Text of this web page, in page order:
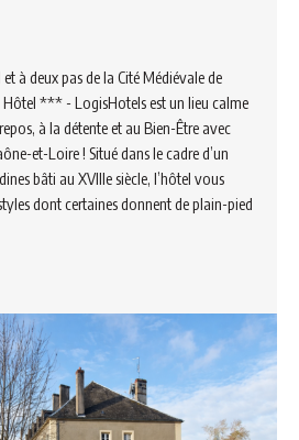
à deux pas de la Cité Médiévale de
*** - LogisHotels est un lieu calme
à la détente et au Bien-Être avec
et-Loire ! Situé dans le cadre d’un
bâti au XVIIIe siècle, l’hôtel vous
dont certaines donnent de plain-pied